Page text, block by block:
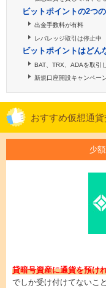
ビットポイントの2つ
出金手数料が有料
レバレッジ取引は停止中
ビットポイントはどん
BAT、TRX、ADAを取引
新規口座開設キャンペー
おすすめ仮想通
少
貸暗号資産に通貨を預け
でしか受け付けてないこ